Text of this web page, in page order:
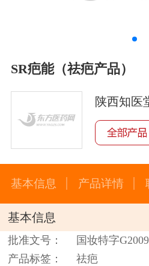
SR疤能（祛疤产品）
陕西知医
基本信息 产品详情
基本信息
批准文号：
国妆特字
产品标签：
祛疤